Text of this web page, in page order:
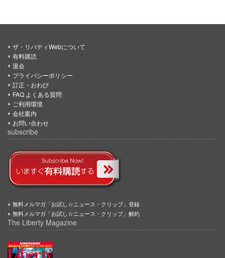
ザ・リバティWebについて
有料購読
退会
プライバシーポリシー
訂正・おわび
FAQ よくある質問
ご利用環境
会社案内
お問い合わせ
subscribe
無料メルマガ「お試し☆ニュース・クリップ」登録
無料メルマガ「お試し☆ニュース・クリップ」解約
The Liberty Magazine